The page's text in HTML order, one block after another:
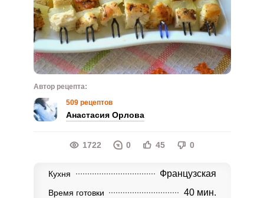
Автор рецепта:
509 рецептов
Анастасия Орлова
1722 0 45 0
Кухня Французская
Время готовки 40 мин.